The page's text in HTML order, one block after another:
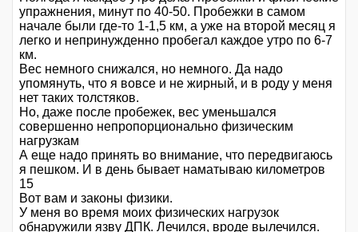
упражнения, минут по 40-50. Пробежки в самом
начале были где-то 1-1,5 км, а уже на второй месяц я
легко и непринужденно пробегал каждое утро по 6-7
км.
Вес немного снижался, но немного. Да надо
упомянуть, что я вовсе и не жирный, и в роду у меня
нет таких толстяков.
Но, даже после пробежек, вес уменьшался
совершенно непропорционально физическим
нагрузкам
А еще надо принять во внимание, что передвигаюсь
я пешком. И в день бывает наматываю километров
15
Вот вам и законы физики.
У меня во время моих физических нагрузок
обнаружили язву ДПК. Лечился, вроде вылечился.